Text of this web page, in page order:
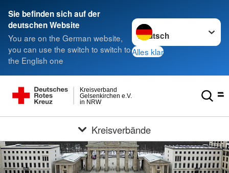
Sie befinden sich auf der
deutschen Website
You are on the German website,
you can use the switch to switch to
the English one
Sprache wechseln zu
Alles klar
in NRW
Gelsenkirchen e.V.
Kreisverband
Kreisverbände